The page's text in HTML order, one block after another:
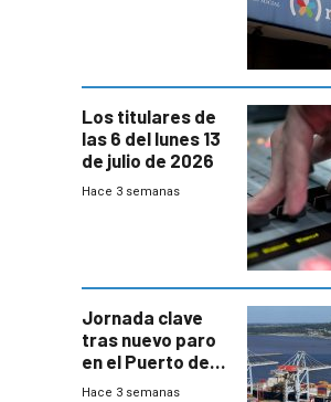
Los titulares de
las 6 del lunes 13
de julio de 2026
Hace 3 semanas
Jornada clave
tras nuevo paro
en el Puerto de
Montevideo
Hace 3 semanas